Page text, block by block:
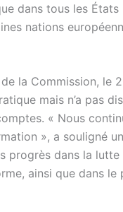
dans tous les États
nations
la Commission, le
mais n’a pas
« Nous
», a souligné
progrès dans la
ainsi que dans le